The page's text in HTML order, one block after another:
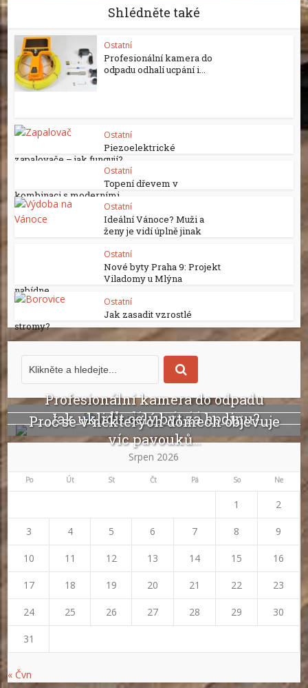
Shlédněte také
Ostatní
Profesionální kamera do
odpadu odhalí ucpání i...
Ostatní
Piezoelektrické
zapalovače – jak fungují?
Ostatní
Topení dřevem v
kombinaci s moderními...
Ostatní
Ideální Vánoce? Muži a
ženy je vidí úplně jinak
Ostatní
Nové byty Praha 9: Projekt
Viladomy u Mlýna
nabídne...
Ostatní
Jak zasadit vzrostlé
stromy?
Profesionální kamera do odpadu
odhalí ucpání i...
Jak uklidit celý byt za hodinu?
Proč se v některých domech objevuje
víc pavouků...
Srpen 2026
Po Út St Čt Pá So Ne
1 2
3 4 5 6 7 8 9
10 11 12 13 14 15 16
17 18 19 20 21 22 23
24 25 26 27 28 29 30
31
« Čvn